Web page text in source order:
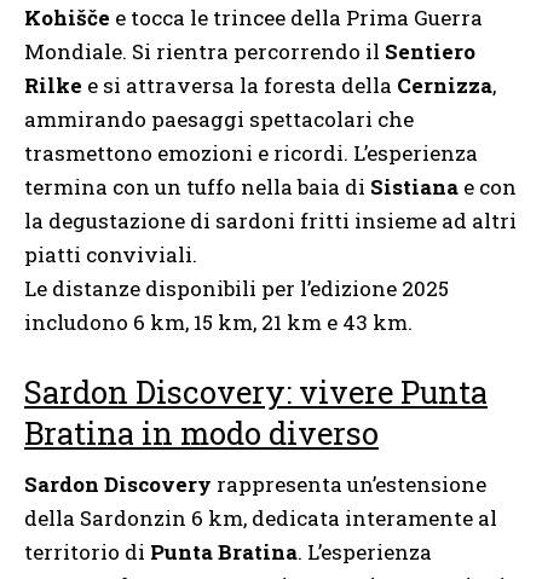
Kohišče e tocca le trincee della Prima Guerra
Mondiale. Si rientra percorrendo il Sentiero
Rilke e si attraversa la foresta della Cernizza,
ammirando paesaggi spettacolari che
trasmettono emozioni e ricordi. L’esperienza
termina con un tuffo nella baia di Sistiana e con
la degustazione di sardoni fritti insieme ad altri
piatti conviviali.
Le distanze disponibili per l’edizione 2025
includono 6 km, 15 km, 21 km e 43 km.
Sardon Discovery: vivere Punta
Bratina in modo diverso
Sardon Discovery rappresenta un’estensione
della Sardonzin 6 km, dedicata interamente al
territorio di Punta Bratina. L’esperienza